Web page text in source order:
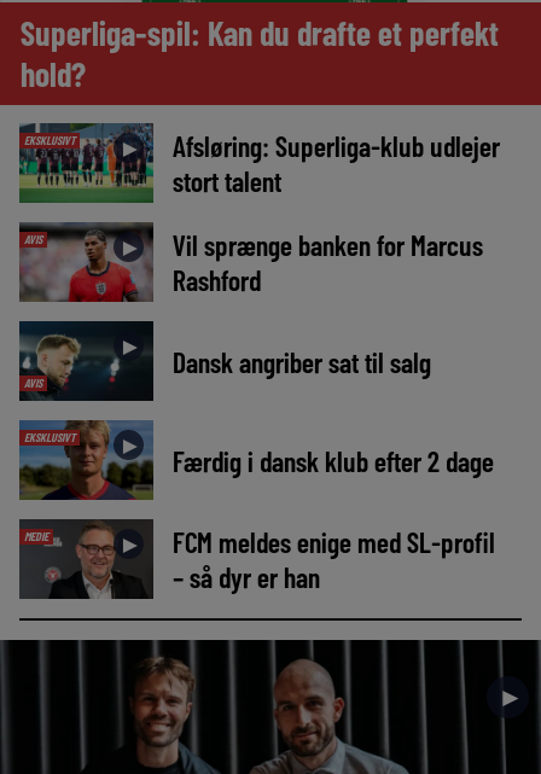
Superliga-spil: Kan du drafte et perfekt
hold?
EKSKLUSIVT ►
Afsløring: Superliga-klub udlejer
stort talent
AVIS ►
Vil sprænge banken for Marcus
Rashford
AVIS
► Dansk angriber sat til salg
EKSKLUSIVT ► Færdig i dansk klub efter 2 dage
MEDIE ►
FCM meldes enige med SL-profil
– så dyr er han
►